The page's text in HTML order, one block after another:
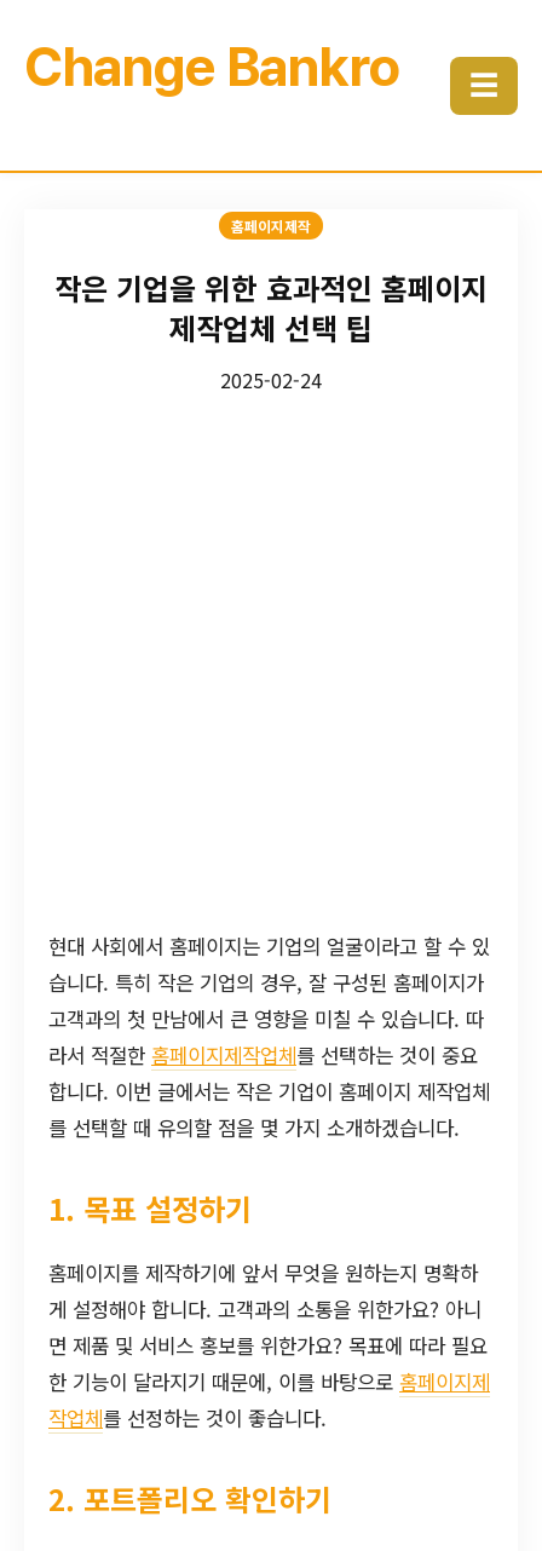
Change Bankro ☰
홈페이지제작
작은 기업을 위한 효과적인 홈페이지
제작업체 선택 팁
2025-02-24
현대 사회에서 홈페이지는 기업의 얼굴이라고 할 수 있
습니다. 특히 작은 기업의 경우, 잘 구성된 홈페이지가
고객과의 첫 만남에서 큰 영향을 미칠 수 있습니다. 따
라서 적절한 홈페이지제작업체를 선택하는 것이 중요
합니다. 이번 글에서는 작은 기업이 홈페이지 제작업체
를 선택할 때 유의할 점을 몇 가지 소개하겠습니다.
1. 목표 설정하기
홈페이지를 제작하기에 앞서 무엇을 원하는지 명확하
게 설정해야 합니다. 고객과의 소통을 위한가요? 아니
면 제품 및 서비스 홍보를 위한가요? 목표에 따라 필요
한 기능이 달라지기 때문에, 이를 바탕으로 홈페이지제
작업체를 선정하는 것이 좋습니다.
2. 포트폴리오 확인하기